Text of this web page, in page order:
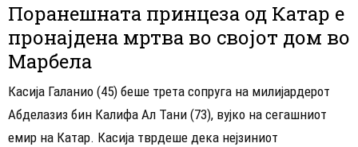
Поранешната принцеза од Катар е
пронајдена мртва во својот дом во
Марбела
Касија Галанио (45) беше трета сопруга на милијардерот
Абделазиз бин Калифа Ал Тани (73), вујко на сегашниот
емир на Катар. Касија тврдеше дека нејзиниот